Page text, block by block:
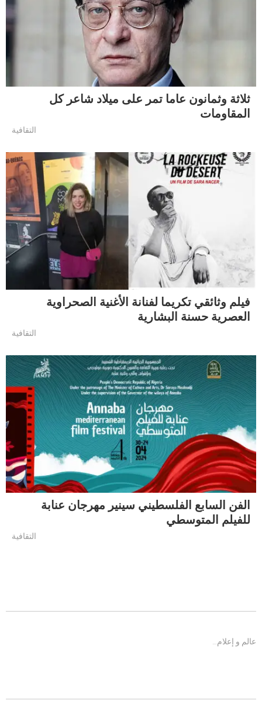
ثلاثة وثمانون عاما تمر على ميلاد شاعر كل
المقاومات
التقافية
فيلم وثائقي تكريما لفنانة الأغنية الصحراوية
العصرية حسنة البشارية
التقافية
الفن السابع الفلسطيني سينير مهرجان عنابة
للفيلم المتوسطي
التقافية
عالم و إعلام…